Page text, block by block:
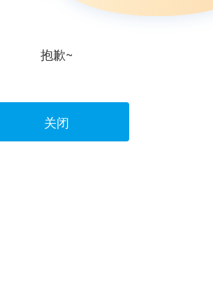
抱歉~
关闭